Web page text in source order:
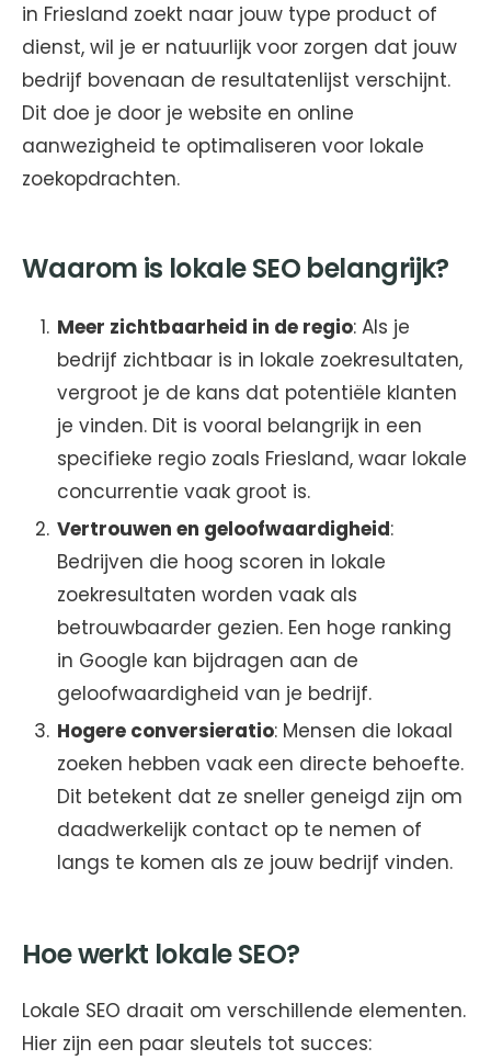
in Friesland zoekt naar jouw type product of
dienst, wil je er natuurlijk voor zorgen dat jouw
bedrijf bovenaan de resultatenlijst verschijnt.
Dit doe je door je website en online
aanwezigheid te optimaliseren voor lokale
zoekopdrachten.
Waarom is lokale SEO belangrijk?
Meer zichtbaarheid in de regio: Als je
bedrijf zichtbaar is in lokale zoekresultaten,
vergroot je de kans dat potentiële klanten
je vinden. Dit is vooral belangrijk in een
specifieke regio zoals Friesland, waar lokale
concurrentie vaak groot is.
Vertrouwen en geloofwaardigheid:
Bedrijven die hoog scoren in lokale
zoekresultaten worden vaak als
betrouwbaarder gezien. Een hoge ranking
in Google kan bijdragen aan de
geloofwaardigheid van je bedrijf.
Hogere conversieratio: Mensen die lokaal
zoeken hebben vaak een directe behoefte.
Dit betekent dat ze sneller geneigd zijn om
daadwerkelijk contact op te nemen of
langs te komen als ze jouw bedrijf vinden.
Hoe werkt lokale SEO?
Lokale SEO draait om verschillende elementen.
Hier zijn een paar sleutels tot succes: